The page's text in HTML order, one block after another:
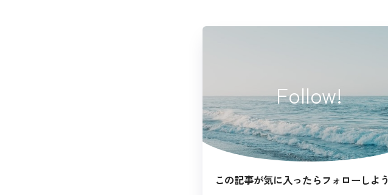
Follow!
この記事が気に入ったらフォローしよう